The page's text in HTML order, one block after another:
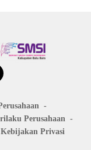
Perusahaan
Kebijakan Privasi